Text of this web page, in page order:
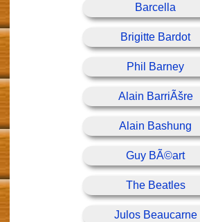
Barcella
Brigitte Bardot
Phil Barney
Alain BarriÃšre
Alain Bashung
Guy BÃ©art
The Beatles
Julos Beaucarne